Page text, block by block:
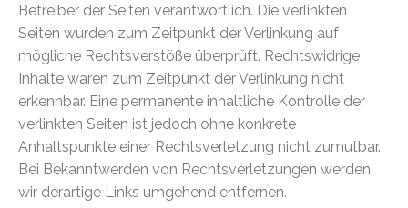
Betreiber der Seiten verantwortlich. Die verlinkten
Seiten wurden zum Zeitpunkt der Verlinkung auf
mögliche Rechtsverstöße überprüft. Rechtswidrige
Inhalte waren zum Zeitpunkt der Verlinkung nicht
erkennbar. Eine permanente inhaltliche Kontrolle der
verlinkten Seiten ist jedoch ohne konkrete
Anhaltspunkte einer Rechtsverletzung nicht zumutbar.
Bei Bekanntwerden von Rechtsverletzungen werden
wir derartige Links umgehend entfernen.